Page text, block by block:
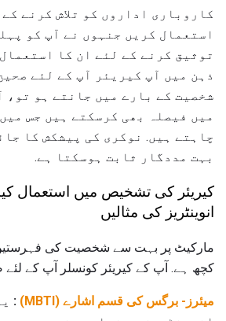
کاروباری اداروں کو تلاش کرنے
استعمال کریں جنہوں نے آپ کو
توثیق کرنے کے لئے ان کا
ذہن میں آپ کیریئر آپ کے لئے
شخصیت کے بارے میں جانتے ہو تو،
میں فیصلہ بھی کرسکتے ہیں جس
چاہتے ہیں. نوکری کی پیشکش کا
بہت مددگار ثابت ہوسکتا ہے.
کیریئر کی تشخیص میں استعمال کیا
انوینٹریز کی مثالیں
مارکیٹ پر بہت سے شخصیت کی
کچھ ہے. آپ کے کیریئر کونسلر آپ کے لئے
میئرز- برگس کی قسم اشارے (MBTI) :